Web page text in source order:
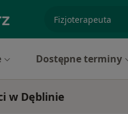
Dostępne terminy
w Dęblinie